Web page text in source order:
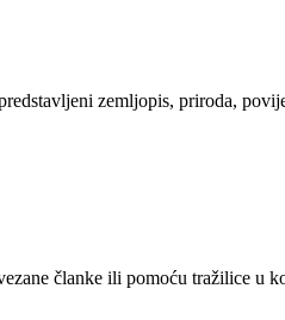
zemljopis, priroda,
članke ili pomoću tražilice u